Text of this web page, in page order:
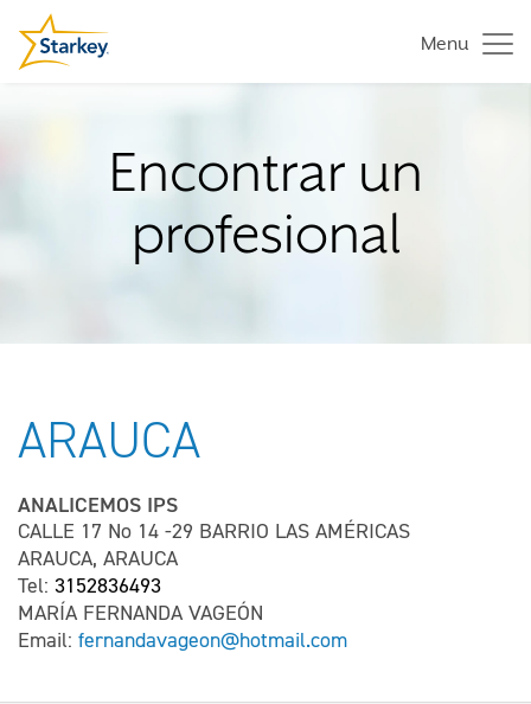
Menu
Encontrar un
profesional
ARAUCA
ANALICEMOS IPS
CALLE 17 No 14 -29 BARRIO LAS AMÉRICAS
ARAUCA, ARAUCA
Tel: 3152836493
MARÍA FERNANDA VAGEÓN
Email: fernandavageon@hotmail.com